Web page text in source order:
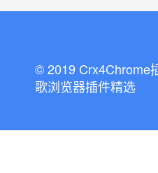
© 2019 Crx4Chrome
歌浏览器插件精选